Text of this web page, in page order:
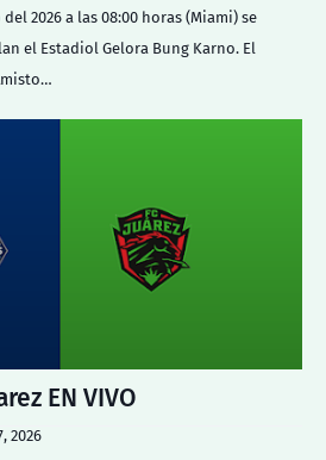
2026 a las 08:00 horas (Miami) se
el Estadiol Gelora Bung Karno. El
EN VIVO
2026